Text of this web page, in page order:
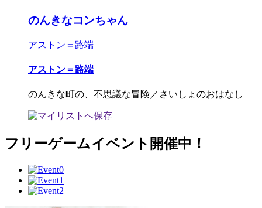
のんきなコンちゃん
アストン＝路端
アストン＝路端
のんきな町の、不思議な冒険／さいしょのおはなし
フリーゲームイベント開催中！